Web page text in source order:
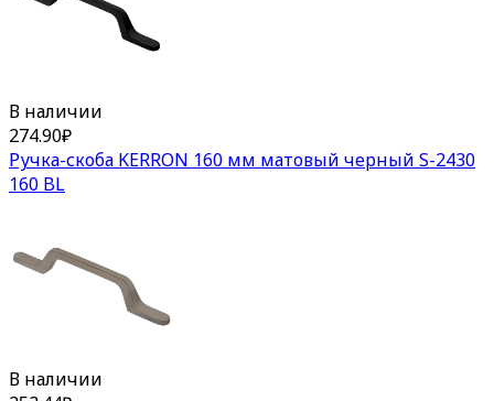
В наличии
274.90₽
Ручка-скоба KERRON 160 мм матовый черный S-2430
160 BL
В наличии